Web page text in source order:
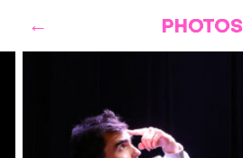
PHOTOS